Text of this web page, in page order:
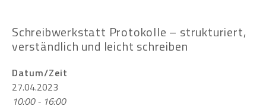
Schreibwerkstatt Protokolle – strukturiert,
verständlich und leicht schreiben
Datum/Zeit
27.04.2023
10:00 - 16:00